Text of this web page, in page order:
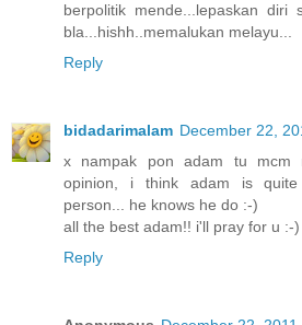
berpolitik mende...lepaskan diri
bla...hishh..memalukan melayu...
Reply
bidadarimalam December 22,
x nampak pon adam tu mcm
opinion, i think adam is quite
person... he knows he do :-)
all the best adam!! i'll pray for u :-)
Reply